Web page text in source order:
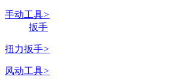
手动工具>
扳手
扭力扳手>
风动工具>